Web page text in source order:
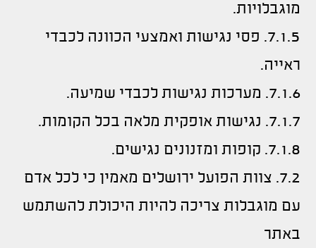
מוגבלויות.
7.1.5. פסי נגישות ואמצעי הכוונה לכבדי
ראייה.
7.1.6. מערכות נגישות לכבדי שמיעה.
7.1.7. נגישות אופקית מלאה בכל הקומות.
7.1.8. קופות ומזנונים נגישים.
7.2. צוות הפועל ירושלים מאמין כי לכל אדם
עם מוגבלות צריכה להיות היכולת להשתמש
באתר